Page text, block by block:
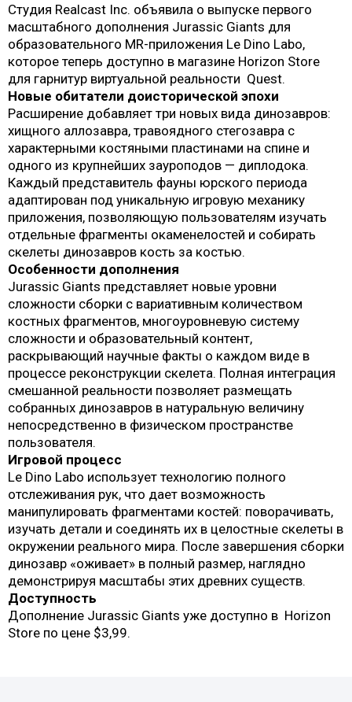
Студия Realcast Inc. объявила о выпуске первого
масштабного дополнения Jurassic Giants для
образовательного MR-приложения Le Dino Labo,
которое теперь доступно в магазине Horizon Store
для гарнитур виртуальной реальности Quest.
Новые обитатели доисторической эпохи
Расширение добавляет три новых вида динозавров:
хищного аллозавра, травоядного стегозавра с
характерными костяными пластинами на спине и
одного из крупнейших зауроподов — диплодока.
Каждый представитель фауны юрского периода
адаптирован под уникальную игровую механику
приложения, позволяющую пользователям изучать
отдельные фрагменты окаменелостей и собирать
скелеты динозавров кость за костью.
Особенности дополнения
Jurassic Giants представляет новые уровни
сложности сборки с вариативным количеством
костных фрагментов, многоуровневую систему
сложности и образовательный контент,
раскрывающий научные факты о каждом виде в
процессе реконструкции скелета. Полная интеграция
смешанной реальности позволяет размещать
собранных динозавров в натуральную величину
непосредственно в физическом пространстве
пользователя.
Игровой процесс
Le Dino Labo использует технологию полного
отслеживания рук, что дает возможность
манипулировать фрагментами костей: поворачивать,
изучать детали и соединять их в целостные скелеты в
окружении реального мира. После завершения сборки
динозавр «оживает» в полный размер, наглядно
демонстрируя масштабы этих древних существ.
Доступность
Дополнение Jurassic Giants уже доступно в Horizon
Store по цене $3,99.